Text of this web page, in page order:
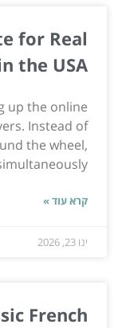
for Real
the USA
up the online
Instead of
the wheel,
קרא עוד »
ינו 23, 2026
French